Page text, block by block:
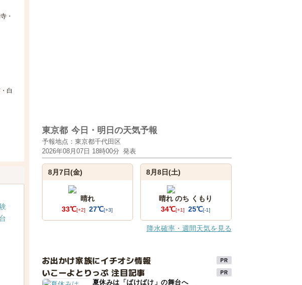
・
白
東京都 今日・明日の天気予報
予報地点：東京都千代田区
2026年08月07日 18時00分 発表
8月7日(金)
晴れ
33℃[+2] 27℃[+3]
8月8日(土)
晴れ のち くもり
34℃[+1] 25℃[-1]
降水確率・週間天気を見る
お出かけ家族にイチオシ情報
いこーよとりっぷ 注目記事
夏休みは「ばけばけ」の舞台へ